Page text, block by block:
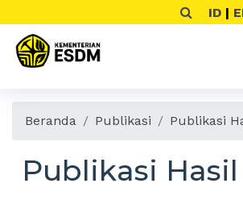
ID |
Beranda Publikasi Publikasi
Publikasi